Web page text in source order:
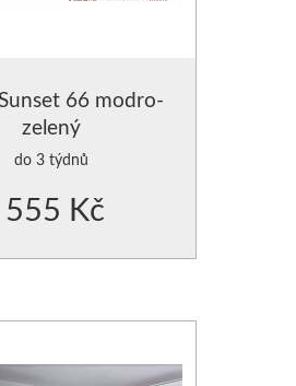
66 modro-
zelený
do 3 týdnů
555 Kč